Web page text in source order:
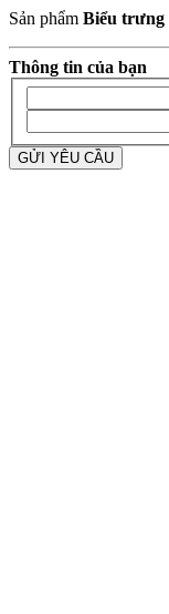
Sản phẩm Biểu trưng
Thông tin của bạn
GỬI YÊU CẦU